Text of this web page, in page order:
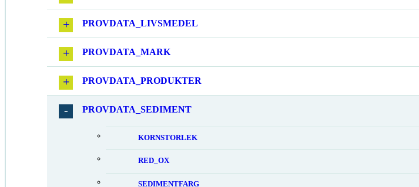
PROVDATA_LIVSMEDEL
PROVDATA_MARK
PROVDATA_PRODUKTER
PROVDATA_SEDIMENT
KORNSTORLEK
RED_OX
SEDIMENTFARG